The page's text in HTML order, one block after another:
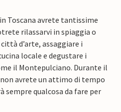
Toscana avrete tantissime
rilassarvi in spiaggia o
d’arte, assaggiare i
locale e degustare i
il Montepulciano. Durante il
avrete un attimo di tempo
sempre qualcosa da fare per